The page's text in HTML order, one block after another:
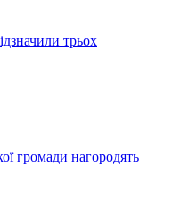
трьох
громади нагородять